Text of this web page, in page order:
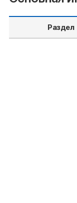
Раздел